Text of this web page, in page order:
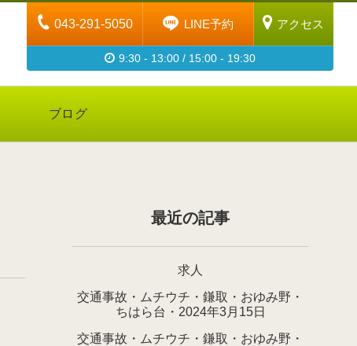
043-291-5050 LINE予約 アクセス
9:30 - 13:00 / 15:00 - 19:30
ブログ
最近の記事
求人
交通事故・ムチウチ・鎌取・おゆみ野・
ちはら台・2024年3月15日
交通事故・ムチウチ・鎌取・おゆみ野・